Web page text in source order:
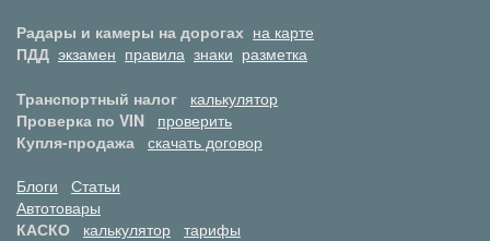
Радары и камеры на дорогах на карте
ПДД экзамен правила знаки разметка
Транспортный налог
калькулятор
Проверка по VIN
проверить
Купля-продажа скачать договор
Блоги
Статьи
Автотовары
КАСКО
калькулятор тарифы